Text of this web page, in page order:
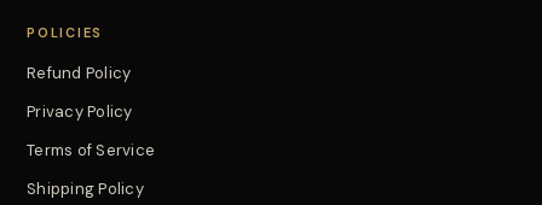
POLICIES
Refund Policy
Privacy Policy
Terms of Service
Shipping Policy